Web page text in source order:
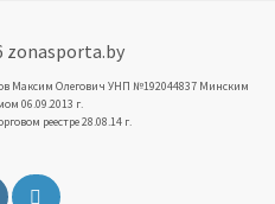
zonasporta.by
Максим Олегович УНП №192044837 Минским
06.09.2013 г.
реестре 28.08.14 г.